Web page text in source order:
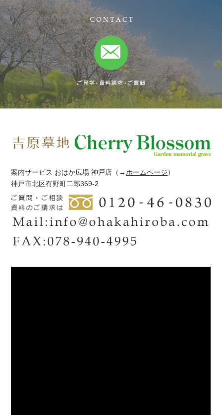
案内サービス おはか広場 神戸店 （→ ホームページ）
神戸市北区有野町二郎369-2